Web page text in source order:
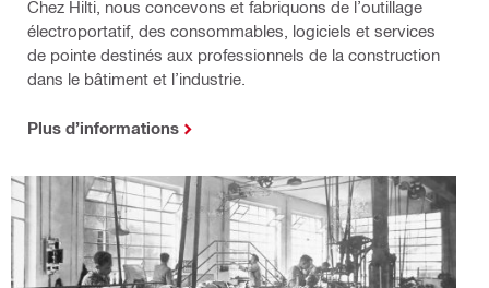
Chez Hilti, nous concevons et fabriquons de l’outillage
électroportatif, des consommables, logiciels et services
de pointe destinés aux professionnels de la construction
dans le bâtiment et l’industrie.
Plus d’informations